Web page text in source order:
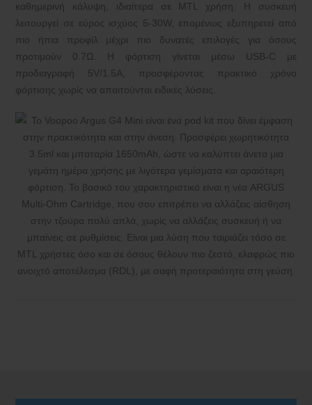
καθημερινή κάλυψη, ιδιαίτερα σε MTL χρήση. Η συσκευή
λειτουργεί σε εύρος ισχύος 5-30W, επομένως εξυπηρετεί από
πιο ήπια προφίλ μέχρι πιο δυνατές επιλογές για όσους
προτιμούν 0.7Ω. Η φόρτιση γίνεται μέσω USB-C με
προδιαγραφή 5V/1.5A, προσφέροντας πρακτικό χρόνο
φόρτισης χωρίς να απαιτούνται ειδικές λύσεις.